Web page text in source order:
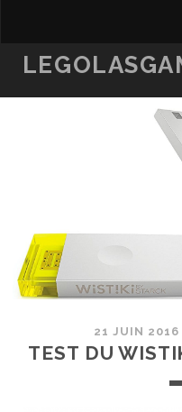
21 JUIN 2016
TEST DU